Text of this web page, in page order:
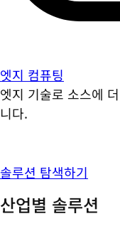
엣지 컴퓨팅
엣지 기술로 소스에
니다.
솔루션 탐색하기
산업별 솔루션